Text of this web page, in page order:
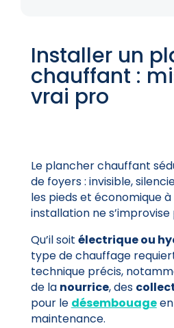
Installer un
chauffant :
vrai pro
Le plancher chauffant
de foyers : invisible,
les pieds et économique à
installation ne s’improvise
Qu’il soit électrique ou
type de chauffage
technique précis,
de la nourrice, des
pour le désembouageen
maintenance.